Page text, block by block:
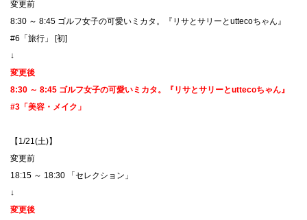
​変更前
8:30 ～ 8:45 ゴルフ女子の可愛いミカタ。『リサとサリーとuttecoちゃん』
#6「旅行」 [初]
↓
変更後
8:30 ～ 8:45 ゴルフ女子の可愛いミカタ。『リサとサリーとuttecoちゃん』
#3「美容・メイク」
【1/21(土)】
​変更前
18:15 ～ 18:30 「セレクション」
↓
変更後